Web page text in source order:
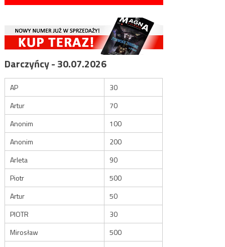
Darczyńcy - 30.07.2026
AP
30
Artur
70
Anonim
100
Anonim
200
Arleta
90
Piotr
500
Artur
50
PIOTR
30
Mirosław
500